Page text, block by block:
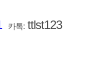
카톡: ttlst123